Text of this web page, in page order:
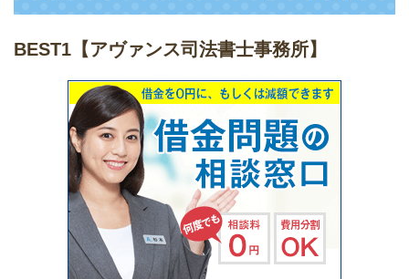
BEST1 【アヴァンス司法書士事務所】